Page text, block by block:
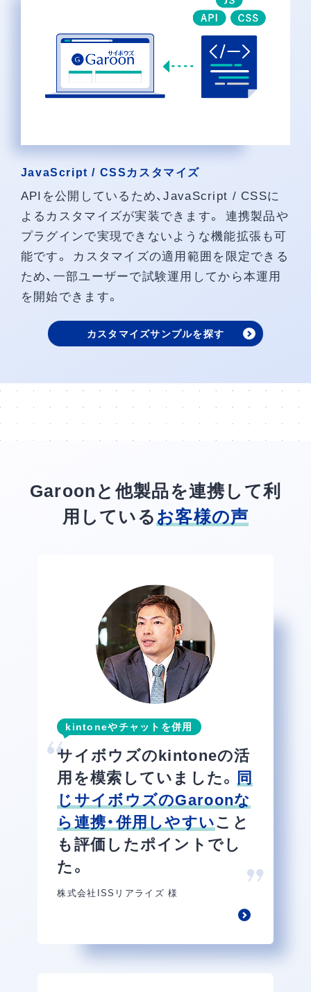
JavaScript / CSSカスタマイズ
APIを公開しているため、JavaScript / CSSに
よるカスタマイズが実装できます。 連携製品や
プラグインで実現できないような機能拡張も可
能です。 カスタマイズの適用範囲を限定できる
ため、一部ユーザーで試験運用してから本運用
を開始できます。
カスタマイズサンプルを探す
Garoonと他製品を連携して利
用している お客様の声
kintoneやチャットを併用
サイボウズのkintoneの活
用を模索していました。
同
じサイボウズのGaroonな
ら連携・併用しやすいこと
も評価したポイントでし
た。
株式会社ISSリアライズ 様